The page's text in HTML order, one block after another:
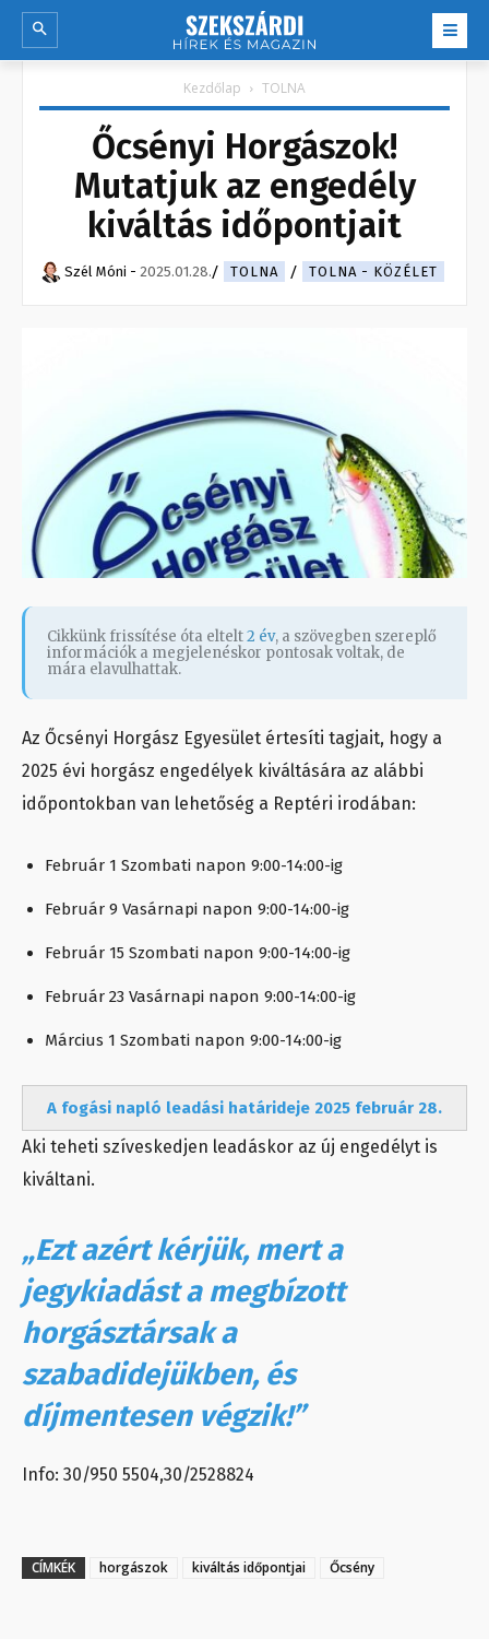
Kezdőlap TOLNA
Őcsényi Horgászok!
Mutatjuk az engedély
kiváltás időpontjait
Szél Móni - 2025.01.28. TOLNA TOLNA - KÖZÉLET
Cikkünk frissítése óta eltelt2 év, a szövegben szereplő
információk a megjelenéskor pontosak voltak, de
mára elavulhattak.
Az Őcsényi Horgász Egyesület értesíti tagjait, hogy a
2025 évi horgász engedélyek kiváltására az alábbi
időpontokban van lehetőség a Reptéri irodában:
Február 1 Szombati napon 9:00-14:00-ig
Február 9 Vasárnapi napon 9:00-14:00-ig
Február 15 Szombati napon 9:00-14:00-ig
Február 23 Vasárnapi napon 9:00-14:00-ig
Március 1 Szombati napon 9:00-14:00-ig
A fogási napló leadási határideje 2025 február 28.
Aki teheti szíveskedjen leadáskor az új engedélyt is
kiváltani.
„Ezt azért kérjük, mert a
jegykiadást a megbízott
horgásztársak a
szabadidejükben, és
díjmentesen végzik!”
Info: 30/950 5504,30/2528824
CÍMKÉK horgászok kiváltás időpontjai Őcsény